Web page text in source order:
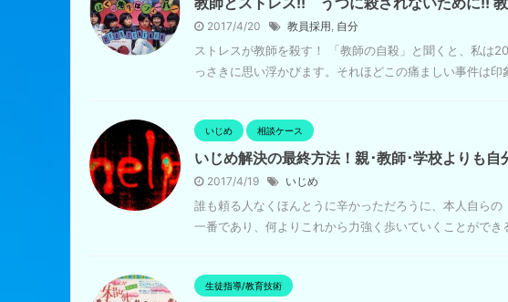
2017/4/20 教員採用, 自分
ストレスが教師を殺す！ 「教師の自殺」と聞くと、私は
っさきに思い浮かびます。それほどこの痛ましい事件は
いじめ 相談ケース
いじめ解決の最終方法！親･教師･学校よりも
2017/4/19 いじめ
誰も頼る人なくほんとうに辛かっただろうに、本人自ら
一番であり、何よりこれから力強く歩いていくことがで
生徒指導/教育技術